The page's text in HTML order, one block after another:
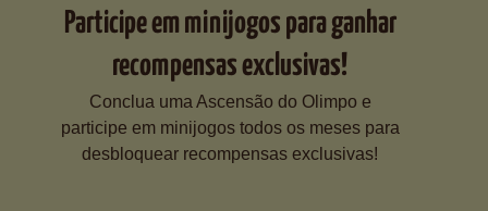
Participe em minijogos para ganhar
recompensas exclusivas!
Conclua uma Ascensão do Olimpo e
participe em minijogos todos os meses para
desbloquear recompensas exclusivas!